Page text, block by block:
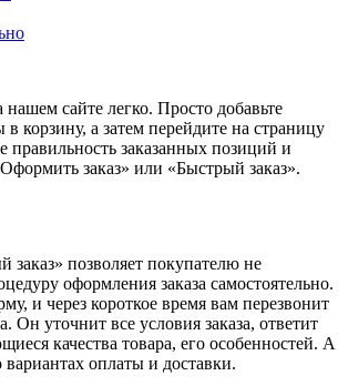
сайте легко. Просто добавьте
корзину, а затем перейдите на страницу
правильность заказанных позиций и
заказ» или «Быстрый заказ».
позволяет покупателю не
оформления заказа самостоятельно.
и через короткое время вам перезвонит
Он уточнит все условия заказа, ответит
качества товара, его особенностей. А
оплаты и доставки.